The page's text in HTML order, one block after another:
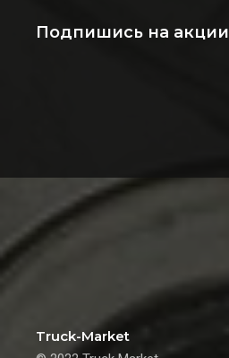
Подпишись на акции
Truck-Market